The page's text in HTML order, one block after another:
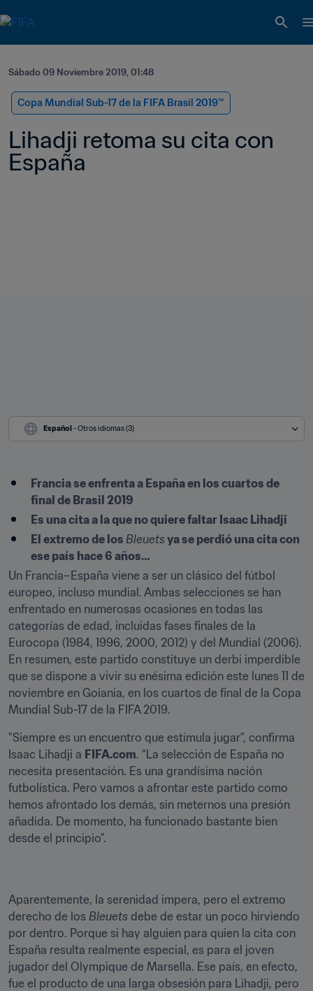
Sábado 09 Noviembre 2019, 01:48
Copa Mundial Sub-17 de la FIFA Brasil 2019™
Lihadji retoma su cita con
España
Español - Otros idiomas (3)
Francia se enfrenta a España en los cuartos de
final de Brasil 2019
Es una cita a la que no quiere faltar Isaac Lihadji
El extremo de los Bleuets ya se perdió una cita con
ese país hace 6 años…
Un Francia–España viene a ser un clásico del fútbol
europeo, incluso mundial. Ambas selecciones se han
enfrentado en numerosas ocasiones en todas las
categorías de edad, incluidas fases finales de la
Eurocopa (1984, 1996, 2000, 2012) y del Mundial (2006).
En resumen, este partido constituye un derbi imperdible
que se dispone a vivir su enésima edición este lunes 11 de
noviembre en Goiania, en los cuartos de final de la Copa
Mundial Sub-17 de la FIFA 2019.
"Siempre es un encuentro que estimula jugar”, confirma
Isaac Lihadji a FIFA.com. “La selección de España no
necesita presentación. Es una grandísima nación
futbolística. Pero vamos a afrontar este partido como
hemos afrontado los demás, sin meternos una presión
añadida. De momento, ha funcionado bastante bien
desde el principio”.
Aparentemente, la serenidad impera, pero el extremo
derecho de los Bleuets debe de estar un poco hirviendo
por dentro. Porque si hay alguien para quien la cita con
España resulta realmente especial, es para el joven
jugador del Olympique de Marsella. Ese país, en efecto,
fue el producto de una larga obsesión para Lihadji, pero